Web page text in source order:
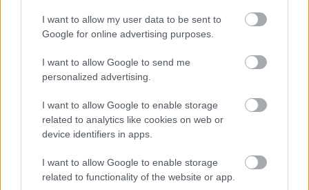
I want to allow my user data to be sent to
Google for online advertising purposes.
I want to allow Google to send me
personalized advertising.
I want to allow Google to enable storage
related to analytics like cookies on web or
device identifiers in apps.
I want to allow Google to enable storage
related to functionality of the website or app.
Deti odrástli, rodičia majú bývanie presne podľa
seba. V novom dome je všetko pre ich život i
návštevy vnúčat
Žije pri lese, chová sliepky a uspáva ju rieka.
Miestni remeselníci vytvorili bývanie, ktoré vyzerá
ako malý raj
K bytu ladili aj škáry v obklade. Majitelia zbúrali
stereotyp, bývanie vyzerá ako z filmov svojského
režiséra